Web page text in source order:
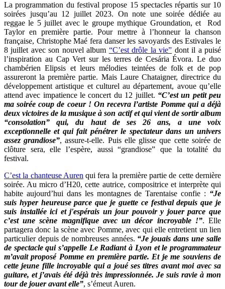
La programmation du festival propose 15 spectacles répartis sur 10
soirées jusqu’au 12 juillet 2023. On note une soirée dédiée au
reggae le 5 juillet avec le groupe mythique Groundation, et Rod
Taylor en première partie. Pour mettre à l’honneur la chanson
française, Christophe Maé fera danser les savoyards des Estivales le
8 juillet avec son nouvel album “C’est drôle la vie” dont il a puisé
l’inspiration au Cap Vert sur les terres de Cesária Évora. Le duo
chambérien Elipsis et leurs mélodies teintées de folk et de pop
assureront la première partie. Mais Laure Chataigner, directrice du
développement artistique et culturel au département, avoue qu’elle
attend avec impatience le concert du 12 juillet. “C’est un petit peu
ma soirée coup de coeur ! On recevra l’artiste Pomme qui a déjà
deux victoires de la musique à son actif et qui vient de sortir album
“consolation” qui, du haut de ses 26 ans, a une voix
exceptionnelle et qui fait pénétrer le spectateur dans un univers
assez grandiose”, assure-t-elle. Puis elle glisse que cette soirée de
clôture sera, elle l’espère, aussi “grandiose” que la totalité du
festival.
C’est la chanteuse Auren qui fera la première partie de cette dernière
soirée. Au micro d’H20, cette autrice, compositrice et interprète qui
habite aujourd’hui dans les montagnes de Tarentaise confie : “Je
suis hyper heureuse parce que je guette ce festival depuis que je
suis installée ici et j'espérais un jour pouvoir y jouer parce que
c’est une scène magnifique avec un décor incroyable !”. Elle
partagera donc la scène avec Pomme, avec qui elle entretient un lien
particulier depuis de nombreuses années. “Je jouais dans une salle
de spectacle qui s’appelle Le Radiant à Lyon et le programmateur
m’avait proposé Pomme en première partie. Et je me souviens de
cette jeune fille incroyable qui a joué ses titres avant moi avec sa
guitare, et j’avais été déjà très impressionnée. Je suis ravie à mon
tour de jouer avant elle”, s’émeut Auren.